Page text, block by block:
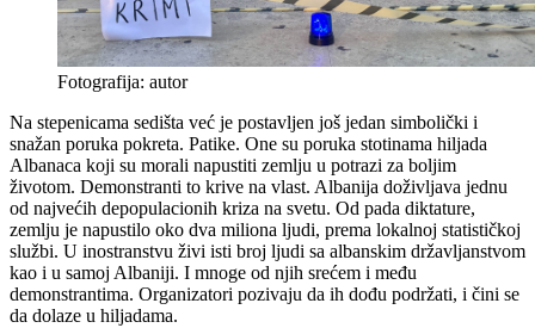
Fotografija: autor
Na stepenicama sedišta već je postavljen još jedan simbolički i
snažan poruka pokreta. Patike. One su poruka stotinama hiljada
Albanaca koji su morali napustiti zemlju u potrazi za boljim
životom. Demonstranti to krive na vlast. Albanija doživljava jednu
od najvećih depopulacionih kriza na svetu. Od pada diktature,
zemlju je napustilo oko dva miliona ljudi, prema lokalnoj statističkoj
službi. U inostranstvu živi isti broj ljudi sa albanskim državljanstvom
kao i u samoj Albaniji. I mnoge od njih srećem i među
demonstrantima. Organizatori pozivaju da ih dođu podržati, i čini se
da dolaze u hiljadama.